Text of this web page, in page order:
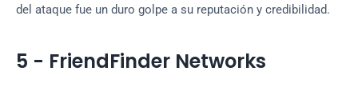
del ataque fue un duro golpe a su reputación y credibilidad.
5 - FriendFinder Networks